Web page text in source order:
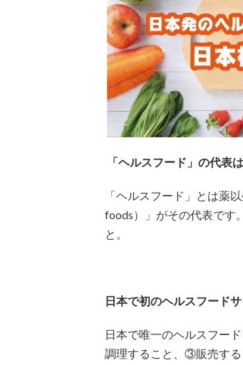
「ヘルスフード」の代表
「ヘルスフード」とは薬
foods）」がその代表です
と。
日本で初のヘルスフード
日本で唯一のヘルスフー
調理すること、③販売す